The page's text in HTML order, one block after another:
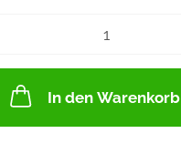
In den Warenkorb